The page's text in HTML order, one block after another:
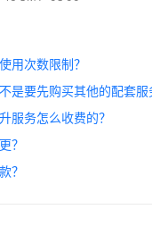
用次数限制？
是要先购买其他的配套服
服务怎么收费的？
？
？